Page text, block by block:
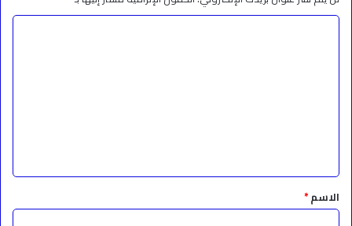
*الاسم*